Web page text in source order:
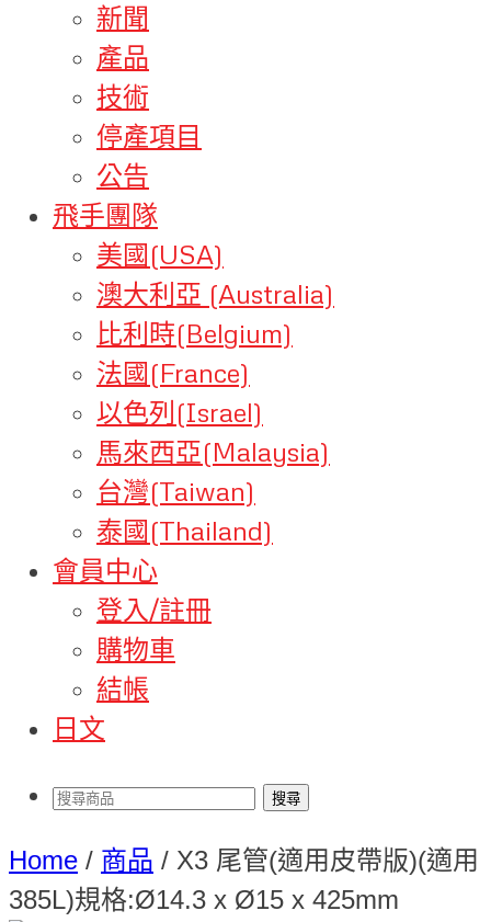
新聞
產品
技術
停產項目
公告
飛手團隊
美國(USA)
澳大利亞 (Australia)
比利時(Belgium)
法國(France)
以色列(Israel)
馬來西亞(Malaysia)
台灣(Taiwan)
泰國(Thailand)
會員中心
登入/註冊
購物車
結帳
日文
Home / 商品 / X3 尾管(適用皮帶版)(適用
385L)規格:Ø14.3 x Ø15 x 425mm